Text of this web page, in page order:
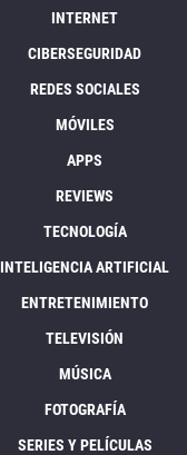
INTERNET
CIBERSEGURIDAD
REDES SOCIALES
MÓVILES
APPS
REVIEWS
TECNOLOGÍA
INTELIGENCIA ARTIFICIAL
ENTRETENIMIENTO
TELEVISIÓN
MÚSICA
FOTOGRAFÍA
SERIES Y PELÍCULAS